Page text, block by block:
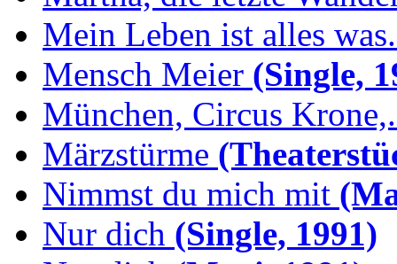
Mein Leben ist alles
Mensch Meier (Single,
München, Circus
Märzstürme
Nimmst du mich mit
Nur dich (Single, 1991)